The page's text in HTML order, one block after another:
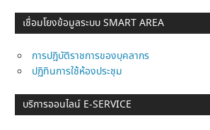
เชื่อมโยงข้อมูลระบบ SMART AREA
การปฎิบัติราชการของบุคลากร
ปฏิทินการใช้ห้องประชุม
บริการออนไลน์ E-SERVICE